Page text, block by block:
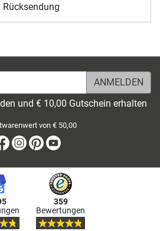
und € 10,00 Gutschein erhalten
von € 50,00
Facebook
Instagram
Pinterest
359
Bewertungen